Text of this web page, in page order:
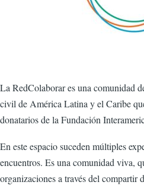
La RedColaborar es una comunidad
civil de América Latina y el Caribe
donatarios de la Fundación
En este espacio suceden múltiples
encuentros. Es una comunidad viva,
organizaciones a través del compartir